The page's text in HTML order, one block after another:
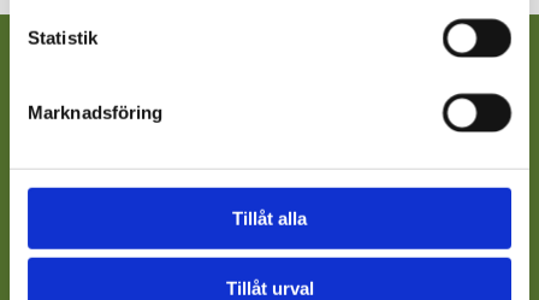
Statistik
Marknadsföring
Tillåt alla
Tillåt urval